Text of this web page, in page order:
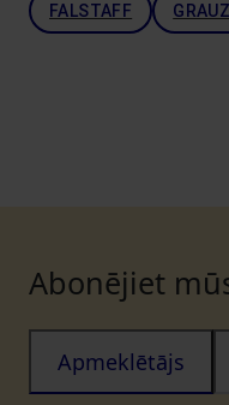
FALSTAFF
Abonējiet
Apmeklētājs